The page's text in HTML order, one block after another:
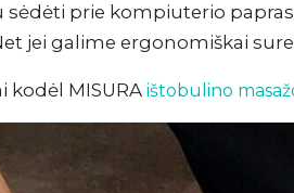
sėdėti prie kompiuterio
jei galime ergonomiškai
kodėl MISURA ištobulino